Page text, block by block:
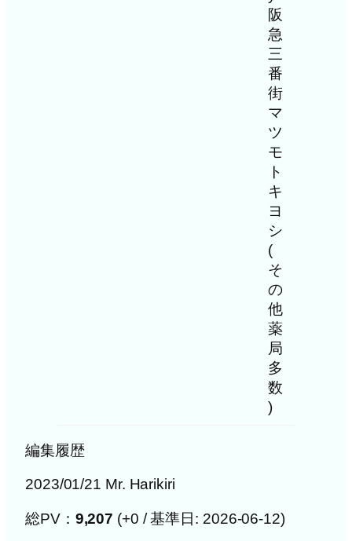
阪
急
三
番
街
マ
ツ
モ
ト
キ
ヨ
シ
(
そ
の
他
薬
局
多
数
)
編集履歴
2023/01/21 Mr. Harikiri
総PV： 9,207 (+0 / 基準日: 2026-06-12)